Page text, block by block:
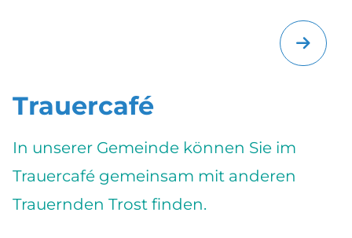
Trauercafé
In unserer Gemeinde können Sie im
Trauercafé gemeinsam mit anderen
Trauernden Trost finden.